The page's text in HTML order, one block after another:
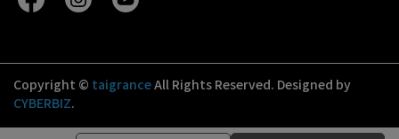
Copyright © taigranceAll Rights Reserved. Designed by
CYBERBIZ.